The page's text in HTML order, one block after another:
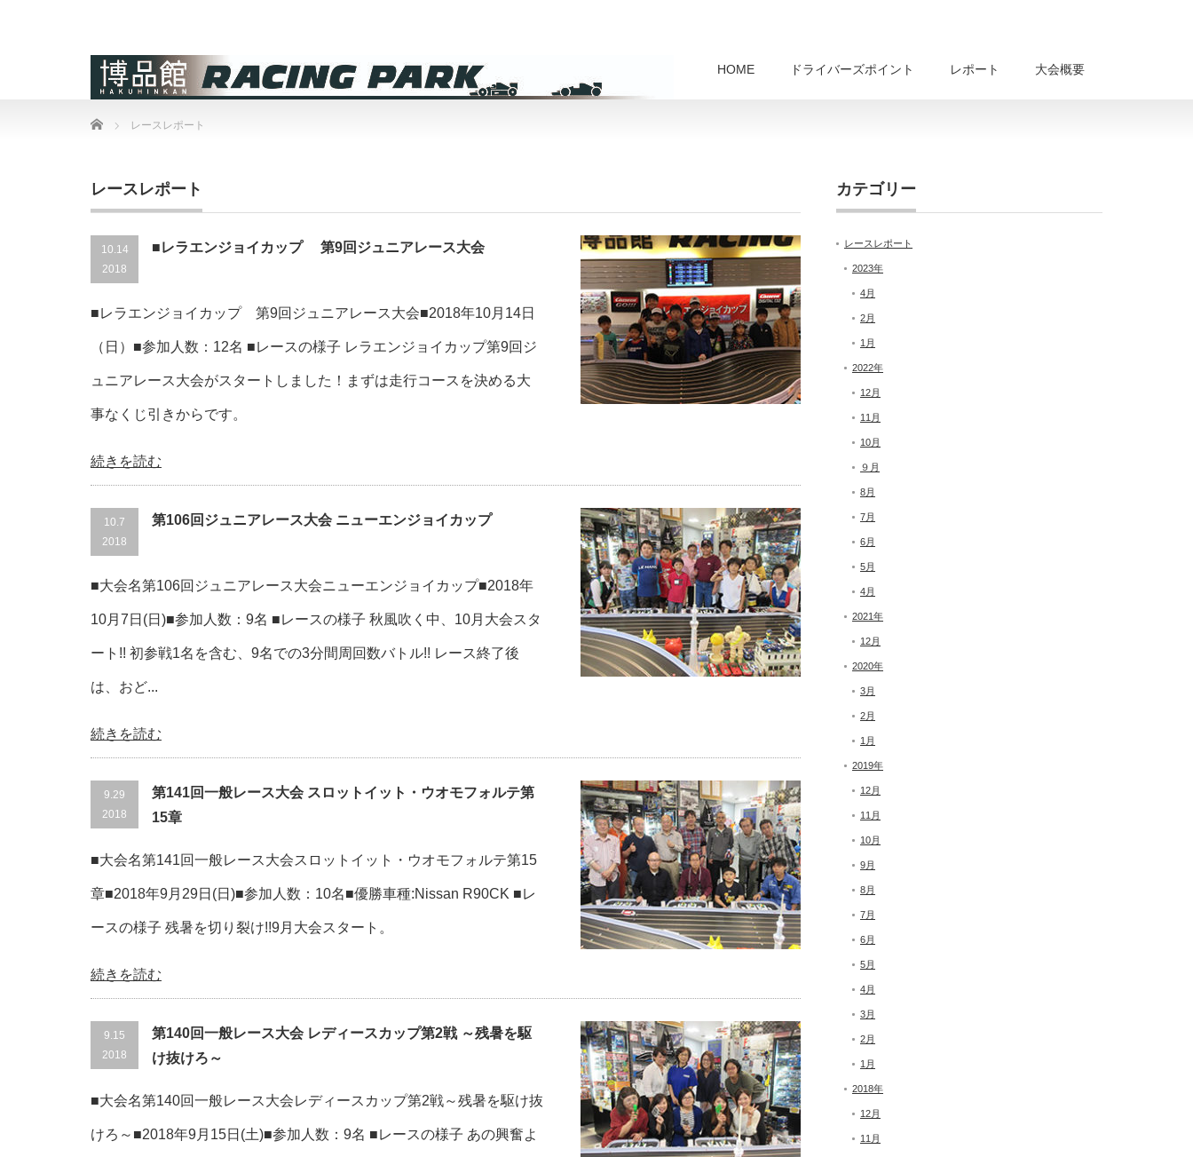
HOME ドライバーズポイント レポート 大会概要
Home レースレポート
レースレポート
10.14
2018
■レラエンジョイカップ 第9回ジュニアレース大会
■レラエンジョイカップ 第9回ジュニアレース大会■2018年10月14日
（日）■参加人数：12名 ■レースの様子 レラエンジョイカップ第9回ジ
ュニアレース大会がスタートしました！まずは走行コースを決める大
事なくじ引きからです。
続きを読む
10.7
2018
第106回ジュニアレース大会 ニューエンジョイカップ
■大会名第106回ジュニアレース大会ニューエンジョイカップ■2018年
10月7日(日)■参加人数：9名 ■レースの様子 秋風吹く中、10月大会スタ
ート!! 初参戦1名を含む、9名での3分間周回数バトル!! レース終了後
は、おど...
続きを読む
9.29
2018
第141回一般レース大会 スロットイット・ウオモフォルテ第
15章
■大会名第141回一般レース大会スロットイット・ウオモフォルテ第15
章■2018年9月29日(日)■参加人数：10名■優勝車種:Nissan R90CK ■レ
ースの様子 残暑を切り裂け!!9月大会スタート。
続きを読む
9.15
2018
第140回一般レース大会 レディースカップ第2戦 ～残暑を駆
け抜けろ～
■大会名第140回一般レース大会レディースカップ第2戦～残暑を駆け抜
けろ～■2018年9月15日(土)■参加人数：9名 ■レースの様子 あの興奮よ
カテゴリー
レースレポート
2023年
4月
2月
1月
2022年
12月
11月
10月
９月
8月
7月
6月
5月
4月
2021年
12月
2020年
3月
2月
1月
2019年
12月
11月
10月
9月
8月
7月
6月
5月
4月
3月
2月
1月
2018年
12月
11月